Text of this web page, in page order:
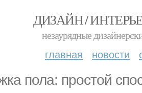
ДИЗАЙН /
незаурядные
главная новости
пола: простой